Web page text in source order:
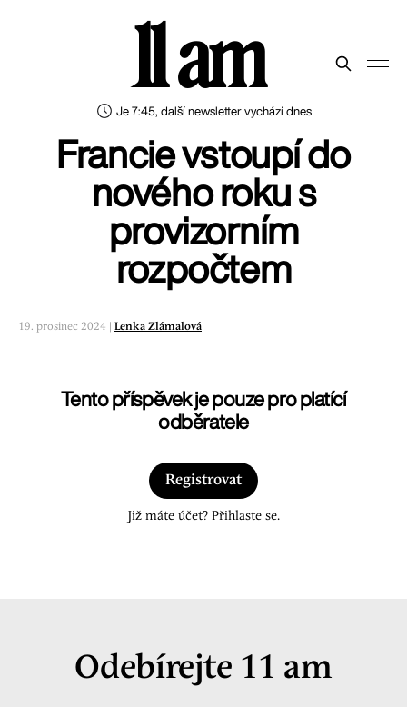
Je 7:45, další newsletter vychází dnes
11 am
Francie vstoupí do
nového roku s
provizorním
rozpočtem
19. prosinec 2024 | Lenka Zlámalová
Tento příspěvek je pouze pro platící
odběratele
Registrovat
Již máte účet? Přihlaste se.
Odebírejte 11 am